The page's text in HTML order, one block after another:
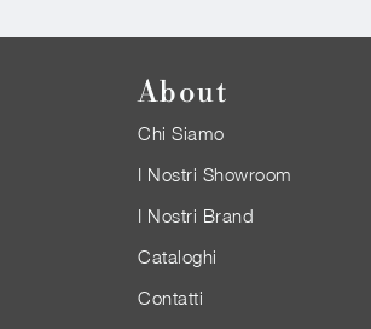
About
Chi Siamo
I Nostri Showroom
I Nostri Brand
Cataloghi
Contatti